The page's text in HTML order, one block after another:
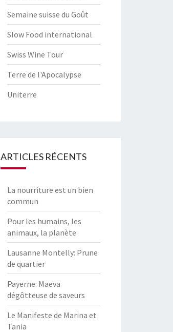
Semaine suisse du Goût
Slow Food international
Swiss Wine Tour
Terre de l'Apocalypse
Uniterre
ARTICLES RÉCENTS
La nourriture est un bien
commun
Pour les humains, les
animaux, la planète
Lausanne Montelly: Prune
de quartier
Payerne: Maeva
dégôtteuse de saveurs
Le Manifeste de Marina et
Tania